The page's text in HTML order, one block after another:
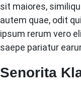
sit maiores,
autem quae, odit
ipsum rerum vero
saepe pariatur
Senorita